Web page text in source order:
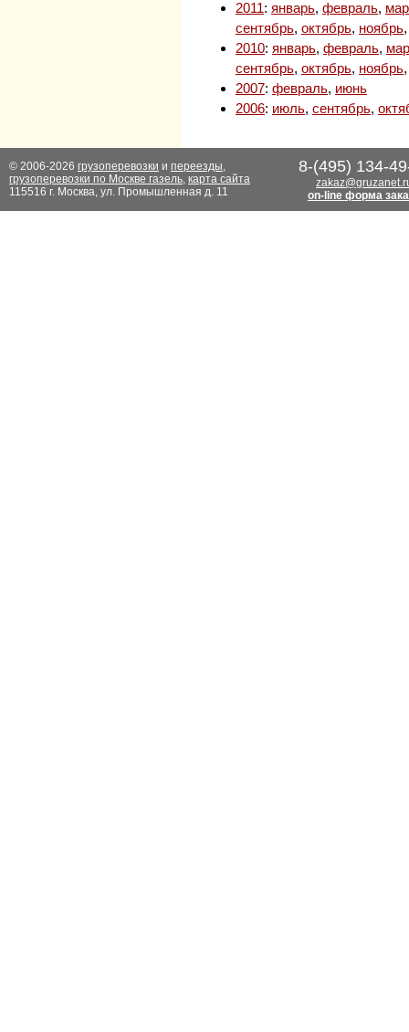
2011: январь, февраль,
сентябрь, октябрь, ноябрь
2010: январь, февраль,
сентябрь, октябрь, ноябрь
2007: февраль, июнь
2006: июль, сентябрь,
© 2006-2026 грузоперевозки и переезды,
грузоперевозки по Москве газель, карта сайта
115516 г. Москва, ул. Промышленная д. 11
8-(495) 134-
on-line форма